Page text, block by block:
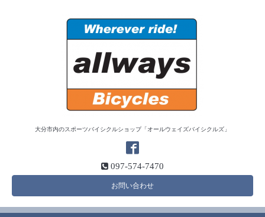
大分市内のスポーツバイシクルショップ「オールウェイズバイシクルズ」
097-574-7470
お問い合わせ